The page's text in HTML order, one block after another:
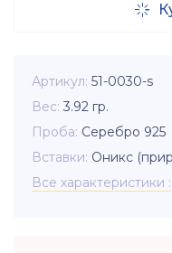

Артикул 51-0030-s
Вес 3.92 гр.
Проба Серебро 925
Вставки Оникс
Все характеристики